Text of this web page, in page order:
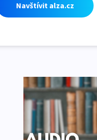
Navštívit alza.cz